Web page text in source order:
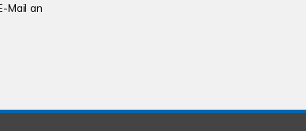
Mail an